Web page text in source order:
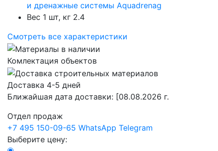
и дренажные системы Aquadrenag
Вес 1 шт, кг 2.4
Смотреть все характеристики
Комлектация объектов
Доставка 4-5 дней
Ближайшая дата доставки: [08.08.2026 г.
Отдел продаж
+7 495 150-09-65 WhatsApp Telegram
Выберите цену: